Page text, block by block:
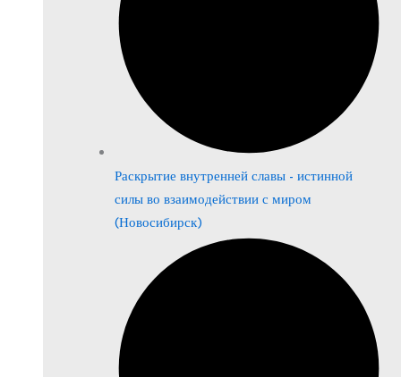
Раскрытие внутренней славы - истинной
силы во взаимодействии с миром
(Новосибирск)